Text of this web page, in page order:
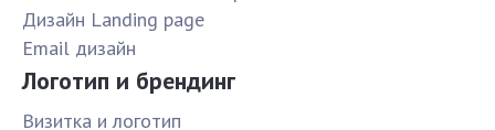
Дизайн Landing page
Email дизайн
Логотип и брендинг
Визитка и логотип